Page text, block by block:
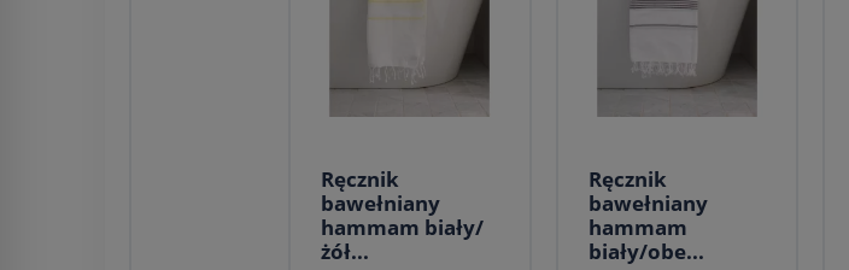
Ręcznik
bawełniany
hammam biały/
żół...
Ręcznik
bawełniany
hammam
biały/obe...